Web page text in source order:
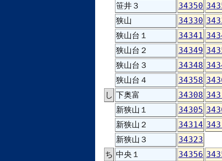
笹井３
34350
狭山
34330
狭山台１
34341
狭山台２
34349
狭山台３
34348
狭山台４
34358
し 下奥富 34308
新狭山１
34305
新狭山２
34314
新狭山３
34323
ち 中央１ 34356